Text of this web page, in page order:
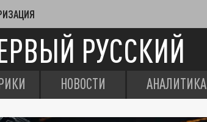
РУССКИЙ
НОВОСТИ АНАЛИТИКА